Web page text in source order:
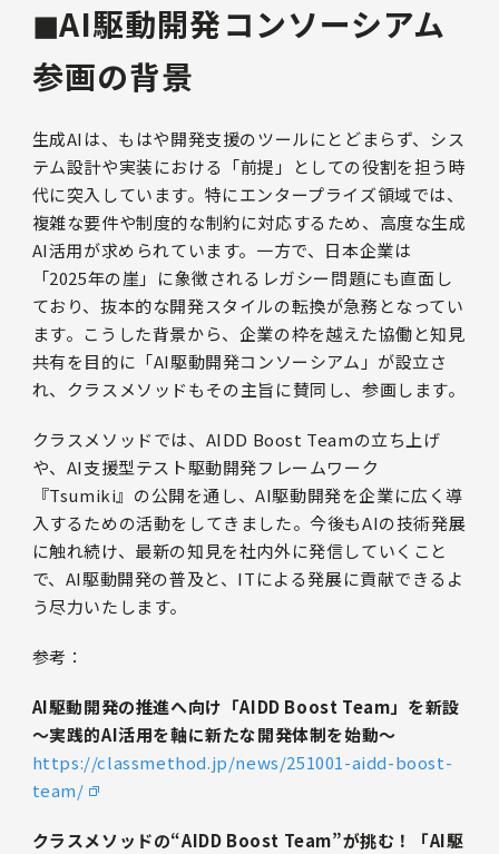
◼︎AI駆動開発コンソーシアム
参画の背景
生成AIは、もはや開発支援のツールにとどまらず、シス
テム設計や実装における「前提」としての役割を担う時
代に突入しています。特にエンタープライズ領域では、
複雑な要件や制度的な制約に対応するため、高度な生成
AI活用が求められています。一方で、日本企業は
「2025年の崖」に象徴されるレガシー問題にも直面し
ており、抜本的な開発スタイルの転換が急務となってい
ます。こうした背景から、企業の枠を越えた協働と知見
共有を目的に「AI駆動開発コンソーシアム」が設立さ
れ、クラスメソッドもその主旨に賛同し、参画します。
クラスメソッドでは、AIDD Boost Teamの立ち上げ
や、AI支援型テスト駆動開発フレームワーク
『Tsumiki』の公開を通し、AI駆動開発を企業に広く導
入するための活動をしてきました。今後もAIの技術発展
に触れ続け、最新の知見を社内外に発信していくこと
で、AI駆動開発の普及と、ITによる発展に貢献できるよ
う尽力いたします。
参考：
AI駆動開発の推進へ向け「AIDD Boost Team」を新設
～実践的AI活用を軸に新たな開発体制を始動～
https://classmethod.jp/news/251001-aidd-boost-
team/
クラスメソッドの“AIDD Boost Team”が挑む！「AI駆